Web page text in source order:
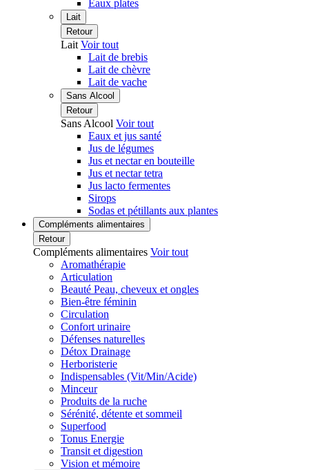
Eaux plates
Lait
Retour
Lait Voir tout
Lait de brebis
Lait de chèvre
Lait de vache
Sans Alcool
Retour
Sans Alcool Voir tout
Eaux et jus santé
Jus de légumes
Jus et nectar en bouteille
Jus et nectar tetra
Jus lacto fermentes
Sirops
Sodas et pétillants aux plantes
Compléments alimentaires
Retour
Compléments alimentaires Voir tout
Aromathérapie
Articulation
Beauté Peau, cheveux et ongles
Bien-être féminin
Circulation
Confort urinaire
Défenses naturelles
Détox Drainage
Herboristerie
Indispensables (Vit/Min/Acide)
Minceur
Produits de la ruche
Sérénité, détente et sommeil
Superfood
Tonus Energie
Transit et digestion
Vision et mémoire